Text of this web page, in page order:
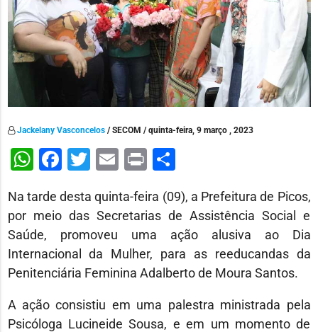
Jackelany Vasconcelos/ SECOM / quinta-feira, 9 março , 2023
WhatsApp
Facebook
Twitter
Email
PrintShare
Na tarde desta quinta-feira (09), a Prefeitura de Picos,
por meio das Secretarias de Assistência Social e
Saúde, promoveu uma ação alusiva ao Dia
Internacional da Mulher, para as reeducandas da
Penitenciária Feminina Adalberto de Moura Santos.
A ação consistiu em uma palestra ministrada pela
Psicóloga Lucineide Sousa, e em um momento de